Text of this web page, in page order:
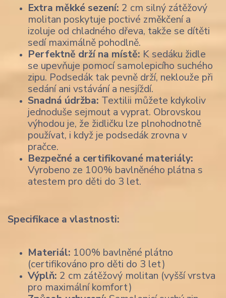
Extra měkké sezení: 2 cm silný zátěžový
molitan poskytuje poctivé změkčení a
izoluje od chladného dřeva, takže se dítěti
sedí maximálně pohodlně.
Perfektně drží na místě: K sedáku židle
se upevňuje pomocí samolepicího suchého
zipu. Podsedák tak pevně drží, neklouže při
sedání ani vstávání a nesjíždí.
Snadná údržba: Textilii můžete kdykoliv
jednoduše sejmout a vyprat. Obrovskou
výhodou je, že židličku lze plnohodnotně
používat, i když je podsedák zrovna v
pračce.
Bezpečné a certifikované materiály:
Vyrobeno ze 100% bavlněného plátna s
atestem pro děti do 3 let.
Specifikace a vlastnosti:
Materiál: 100% bavlněné plátno
(certifikováno pro děti do 3 let)
Výplň: 2 cm zátěžový molitan (vyšší vrstva
pro maximální komfort)